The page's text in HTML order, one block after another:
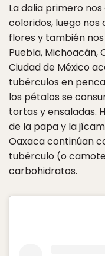
La dalia primero
coloridos, luego
flores y también
Puebla, Michoacán,
Ciudad de México
tubérculos en
los pétalos se
tortas y ensaladas.
de la papa y la
Oaxaca continúan
tubérculo (o
carbohidratos.